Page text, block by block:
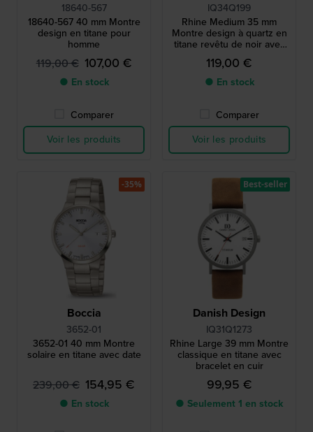
18640-567
18640-567 40 mm Montre
design en titane pour
homme
119,00 € 107,00 €
● En stock
Comparer
Voir les produits
IQ34Q199
Rhine Medium 35 mm
Montre design à quartz en
titane revêtu de noir avec
date
119,00 €
● En stock
Comparer
Voir les produits
Boccia
3652-01
3652-01 40 mm Montre
solaire en titane avec date
239,00 € 154,95 €
● En stock
-35%
Danish Design
IQ31Q1273
Rhine Large 39 mm Montre
classique en titane avec
bracelet en cuir
99,95 €
● Seulement 1 en stock
Best-seller